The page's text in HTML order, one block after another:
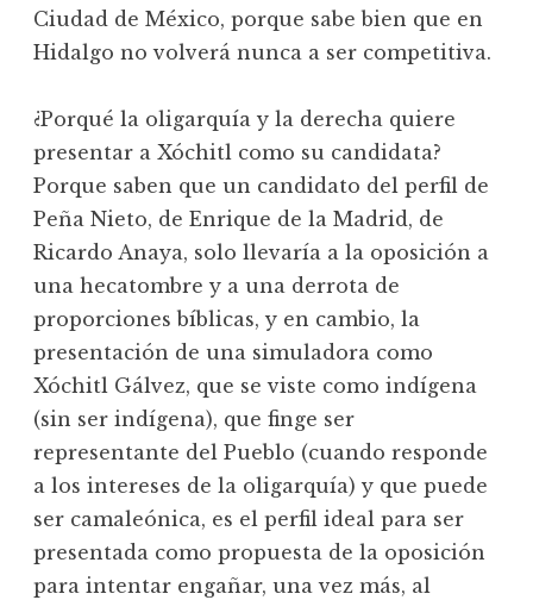
Ciudad de México, porque sabe bien que en
Hidalgo no volverá nunca a ser competitiva.
¿Porqué la oligarquía y la derecha quiere
presentar a Xóchitl como su candidata?
Porque saben que un candidato del perfil de
Peña Nieto, de Enrique de la Madrid, de
Ricardo Anaya, solo llevaría a la oposición a
una hecatombre y a una derrota de
proporciones bíblicas, y en cambio, la
presentación de una simuladora como
Xóchitl Gálvez, que se viste como indígena
(sin ser indígena), que finge ser
representante del Pueblo (cuando responde
a los intereses de la oligarquía) y que puede
ser camaleónica, es el perfil ideal para ser
presentada como propuesta de la oposición
para intentar engañar, una vez más, al